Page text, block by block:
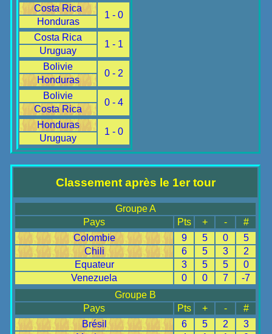
Costa Rica
1 - 0
Honduras
Costa Rica
1 - 1
Uruguay
Bolivie
0 - 2
Honduras
Bolivie
0 - 4
Costa Rica
Honduras
1 - 0
Uruguay
Classement après le 1er tour
Groupe A
Pays
Pts + -
#
Colombie
9 5 0
5
Chili
6 5 3
2
Equateur
3 5 5
0
Venezuela
0 0 7
-7
Groupe B
Pays
Pts + -
#
Brésil
6 5 2
3